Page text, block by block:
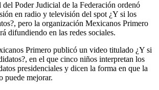
Poder Judicial de la Federación ordenó
en radio y televisión del spot ¿Y si los
pero la organización Mexicanos Primero
difundiendo en las redes sociales.
Primero publicó un video titulado ¿Y si
en el que cinco niños interpretan los
presidenciales y dicen la forma en que la
puede mejorar.